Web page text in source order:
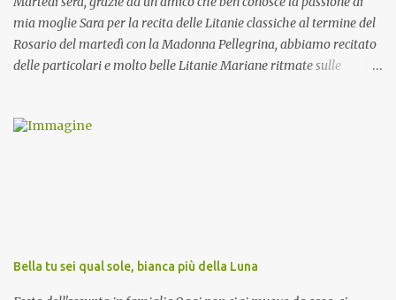
mia moglie Sara per la recita delle Litanie classiche al termine del
Rosario del martedì con la Madonna Pellegrina, abbiamo recitato
delle particolari e molto belle Litanie Mariane ritmate sulle
preghiera.
Bella tu sei qual sole, bianca più della Luna